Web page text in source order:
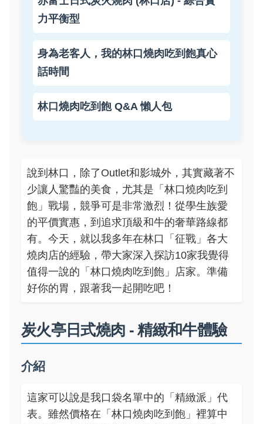
力平衡型
身為老客人，我的林口燒肉吃到飽真心
話時間
林口燒肉吃到飽 Q&A 懶人包
說到林口，除了Outlet和影城外，其實藏著不
少讓人驚豔的美食，尤其是「林口燒肉吃到
飽」戰場，競爭可是非常激烈！從學生族愛
的平價實惠，到追求頂級和牛的奢華路線都
有。今天，就以我多年在林口「征戰」各大
燒肉店的經驗，帶大家深入探訪10家我覺得
值得一說的「林口燒肉吃到飽」店家。準備
好你的胃，跟著我一起開吃吧！
炭火亭日式燒肉 - 精緻和牛體驗
介紹
這家可以說是我口袋名單中的「精緻派」代
表。雖然價格在「林口燒肉吃到飽」裡算中